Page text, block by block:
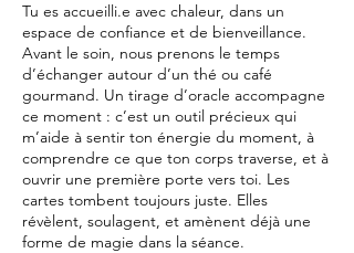
Tu es accueilli.e avec chaleur, dans un
espace de confiance et de bienveillance.
Avant le soin, nous prenons le temps
d’échanger autour d’un thé ou café
gourmand. Un tirage d’oracle accompagne
ce moment : c’est un outil précieux qui
m’aide à sentir ton énergie du moment, à
comprendre ce que ton corps traverse, et à
ouvrir une première porte vers toi. Les
cartes tombent toujours juste. Elles
révèlent, soulagent, et amènent déjà une
forme de magie dans la séance.